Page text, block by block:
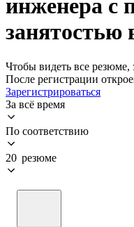
инженера с
занятостью
Чтобы видеть все резюме,
После регистрации
Зарегистрироваться
За всё время
По соответствию
20 резюме